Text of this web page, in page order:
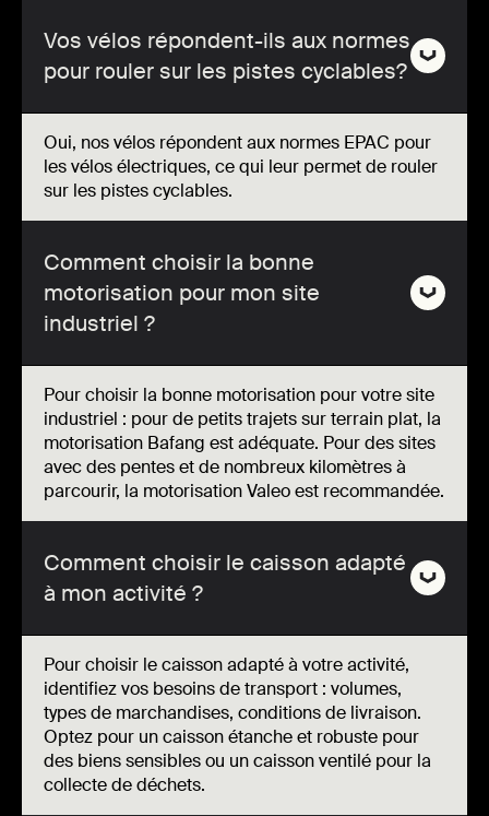
Vos vélos répondent-ils aux normes
pour rouler sur les pistes cyclables?
Oui, nos vélos répondent aux normes EPAC pour
les vélos électriques, ce qui leur permet de rouler
sur les pistes cyclables.
Comment choisir la bonne
motorisation pour mon site
industriel ?
Pour choisir la bonne motorisation pour votre site
industriel : pour de petits trajets sur terrain plat, la
motorisation Bafang est adéquate. Pour des sites
avec des pentes et de nombreux kilomètres à
parcourir, la motorisation Valeo est recommandée.
Comment choisir le caisson adapté
à mon activité ?
Pour choisir le caisson adapté à votre activité,
identifiez vos besoins de transport : volumes,
types de marchandises, conditions de livraison.
Optez pour un caisson étanche et robuste pour
des biens sensibles ou un caisson ventilé pour la
collecte de déchets.